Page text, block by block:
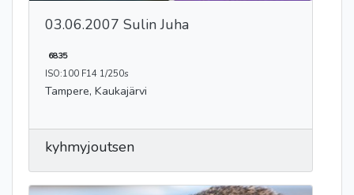
03.06.2007 Sulin Juha
6835
ISO:100 F14 1/250s
Tampere, Kaukajärvi
kyhmyjoutsen